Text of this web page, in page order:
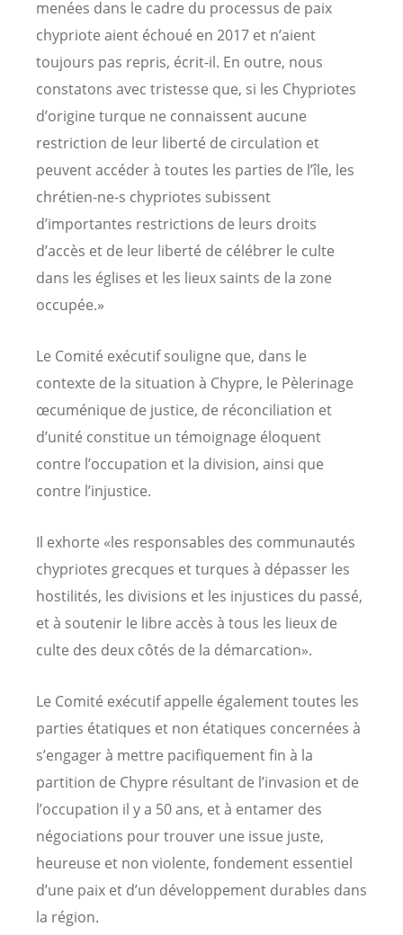
menées dans le cadre du processus de paix
chypriote aient échoué en 2017 et n’aient
toujours pas repris, écrit-il. En outre, nous
constatons avec tristesse que, si les Chypriotes
d’origine turque ne connaissent aucune
restriction de leur liberté de circulation et
peuvent accéder à toutes les parties de l’île, les
chrétien-ne-s chypriotes subissent
d’importantes restrictions de leurs droits
d’accès et de leur liberté de célébrer le culte
dans les églises et les lieux saints de la zone
occupée.»
Le Comité exécutif souligne que, dans le
contexte de la situation à Chypre, le Pèlerinage
œcuménique de justice, de réconciliation et
d’unité constitue un témoignage éloquent
contre l’occupation et la division, ainsi que
contre l’injustice.
Il exhorte «les responsables des communautés
chypriotes grecques et turques à dépasser les
hostilités, les divisions et les injustices du passé,
et à soutenir le libre accès à tous les lieux de
culte des deux côtés de la démarcation».
Le Comité exécutif appelle également toutes les
parties étatiques et non étatiques concernées à
s’engager à mettre pacifiquement fin à la
partition de Chypre résultant de l’invasion et de
l’occupation il y a 50 ans, et à entamer des
négociations pour trouver une issue juste,
heureuse et non violente, fondement essentiel
d’une paix et d’un développement durables dans
la région.